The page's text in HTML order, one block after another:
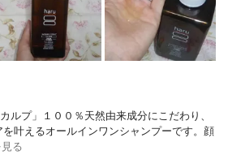
ルプ」１００％天然由来成分にこだわり、
叶えるオールインワンシャンプーです。顔
る